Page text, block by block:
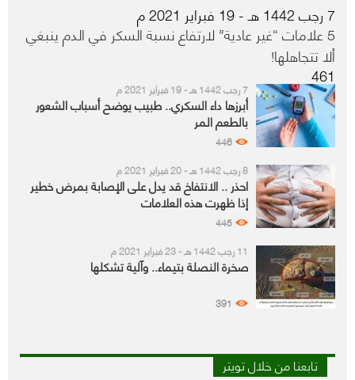
7 رجب 1442 هـ - 19 فبراير 2021 م
5 علامات “غير عادية” لارتفاع نسبة السكر في الدم ينبغي
ألا تتجاهلها!
461
7 رجب 1442 هـ - 19 فبراير 2021 م
أبرزها داء السكري.. طبيب يوضح أسباب الشعور
بالطعم المر
446
8 رجب 1442 هـ - 20 فبراير 2021 م
احذر .. الانتفاخ قد يدل على الإصابة بمرض خطير
إذا ظهرت هذه العلامات
445
11 رجب 1442 هـ - 23 فبراير 2021 م
صخرة النصلة بتيماء.. وآلية تشكلها
391
تابعنا من خلال تويتر